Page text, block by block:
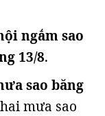
ngắm sao
13/8.
sao băng
mưa sao